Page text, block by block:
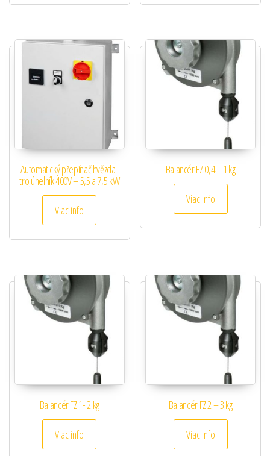
Automatický přepínač hvězda-
trojúhelník 400V – 5,5 a 7,5 kW
Viac info
Balancér FZ 0,4 – 1 kg
Viac info
Balancér FZ 1- 2 kg
Viac info
Balancér FZ 2 – 3 kg
Viac info